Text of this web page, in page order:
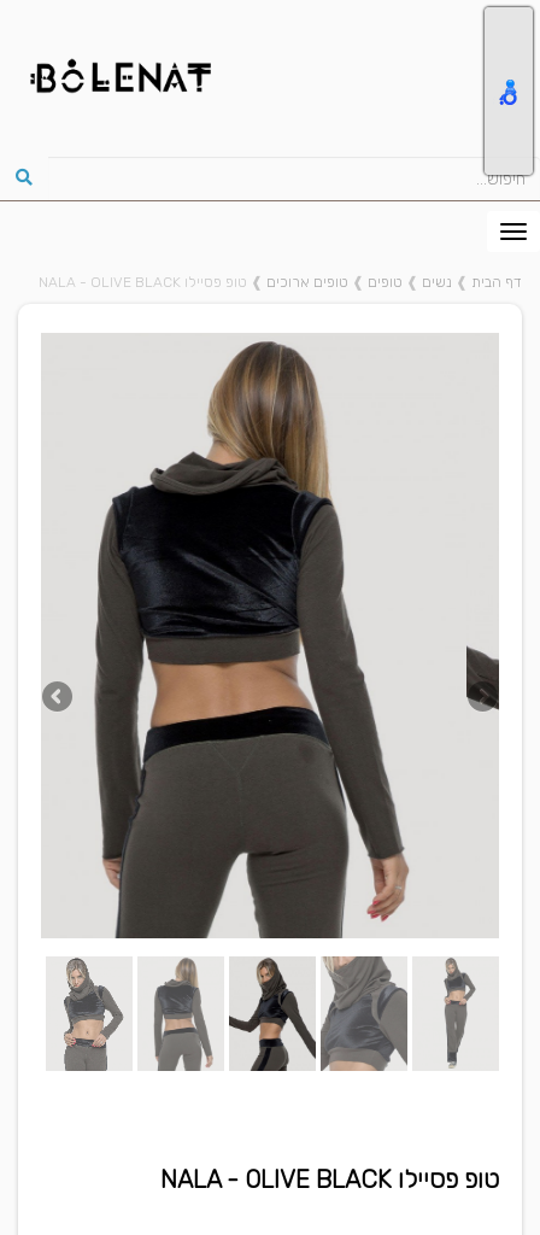
דף הבית ❱ נשים ❱ טופים ❱ טופים ארוכים ❱ טופ פסיילו NALA - OLIVE BLACK
טופ פסיילו NALA - OLIVE BLACK